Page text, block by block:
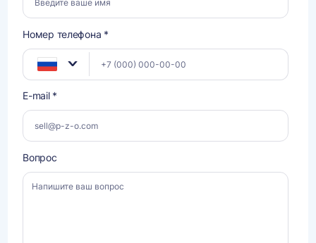
Номер телефона *
E-mail *
Вопрос